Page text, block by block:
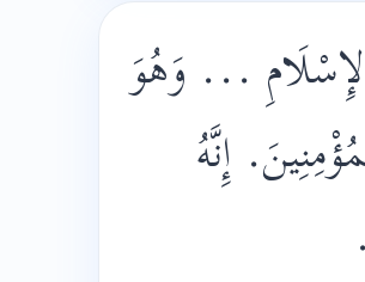
... وَهُوَ
إِنَّهُ